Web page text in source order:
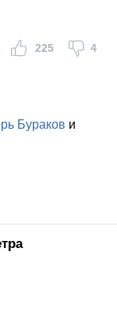
225 4
Бураков и